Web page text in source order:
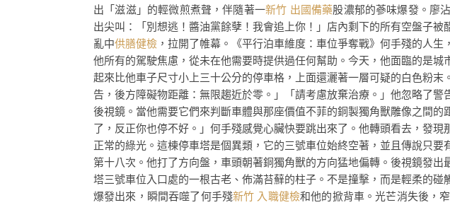
出「滋滋」的輕微煎煮聲，伴隨著一新竹 出國備藥股濃郁的蔘味爆發。廖
出尖叫：「別想逃！醬油黨餘孽！我會追上你！」店內剩下的所有空盤子
亂中供膳健檢 ，拉開了帷幕。《平行泊車維度：車位爭奪戰》何手殘的人
他所有的駕駛焦慮，從未在他需要時提供過任何幫助。今天，他面臨的是
起來比他車子尺寸小上三十公分的停車格，上面還灑著一層可疑的白色粉
告，後方障礙物距離：無限趨近於零。」「請考慮放棄治療。」他忽略了
後視鏡。當他需要它們來判斷車體與那座價值不菲的銅製獨角獸雕像之間
了，反正你也停不好。」何手殘感覺心臟快要跳出來了。他轉頭看去，發
正常的綠光。這棟停車塔是個異類，它的三號車位始終空著，並且傳說只
第十八次。他打了方向盤，車頭朝著銅獨角獸的方向猛地偏轉。後視鏡發
塔三號車位入口處的一根古老、佈滿苔蘚的柱子。不是撞擊，而是輕柔的
爆發出來，瞬間吞噬了何手殘新竹 入職健檢和他的掀背車。光芒消失後，